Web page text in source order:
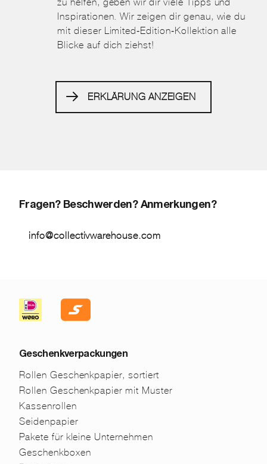
Inspirationen. Wir zeigen dir genau, wie du
mit dieser Limited-Edition-Kollektion alle
Blicke auf dich ziehst!
ERKLÄRUNG ANZEIGEN
Fragen? Beschwerden? Anmerkungen?
info@collectivwarehouse.com
Geschenkverpackungen
Rollen Geschenkpapier, sortiert
Rollen Geschenkpapier mit Muster
Kassenrollen
Seidenpapier
Pakete für kleine Unternehmen
Geschenkboxen